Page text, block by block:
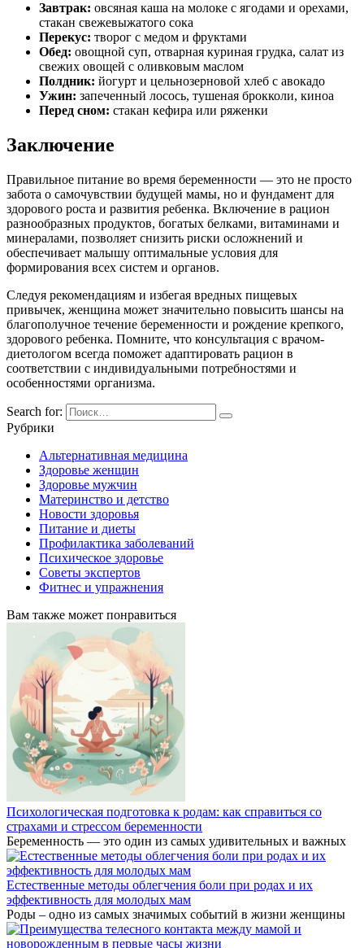
Завтрак: овсяная каша на молоке с ягодами и орехами,
стакан свежевыжатого сока
Перекус: творог с медом и фруктами
Обед: овощной суп, отварная куриная грудка, салат из
свежих овощей с оливковым маслом
Полдник: йогурт и цельнозерновой хлеб с авокадо
Ужин: запеченный лосось, тушеная брокколи, киноа
Перед сном: стакан кефира или ряженки
Заключение
Правильное питание во время беременности — это не просто
забота о самочувствии будущей мамы, но и фундамент для
здорового роста и развития ребенка. Включение в рацион
разнообразных продуктов, богатых белками, витаминами и
минералами, позволяет снизить риски осложнений и
обеспечивает малышу оптимальные условия для
формирования всех систем и органов.
Следуя рекомендациям и избегая вредных пищевых
привычек, женщина может значительно повысить шансы на
благополучное течение беременности и рождение крепкого,
здорового ребенка. Помните, что консультация с врачом-
диетологом всегда поможет адаптировать рацион в
соответствии с индивидуальными потребностями и
особенностями организма.
Search for:
Рубрики
Альтернативная медицина
Здоровье женщин
Здоровье мужчин
Материнство и детство
Новости здоровья
Питание и диеты
Профилактика заболеваний
Психическое здоровье
Советы экспертов
Фитнес и упражнения
Вам также может понравиться
Психологическая подготовка к родам: как справиться со
страхами и стрессом беременности
Беременность — это один из самых удивительных и важных
Естественные методы облегчения боли при родах и их
эффективность для молодых мам
Роды – одно из самых значимых событий в жизни женщины